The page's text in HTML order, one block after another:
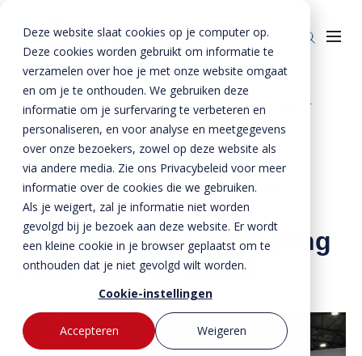
Deze website slaat cookies op je computer op.
Deze cookies worden gebruikt om informatie te
verzamelen over hoe je met onze website omgaat
en om je te onthouden. We gebruiken deze
informatie om je surfervaring te verbeteren en
personaliseren, en voor analyse en meetgegevens
over onze bezoekers, zowel op deze website als
via andere media. Zie ons Privacybeleid voor meer
informatie over de cookies die we gebruiken.
Als je weigert, zal je informatie niet worden
gevolgd bij je bezoek aan deze website. Er wordt
een kleine cookie in je browser geplaatst om te
onthouden dat je niet gevolgd wilt worden.
Cookie-instellingen
Accepteren
Weigeren
Bestekservice
Producten
Enkelkerende keerwanden
Dubbelkerende keerwanden
Zwaarbelastbare keerwanden
Zwaluwwanden
Bloktraptreden
Oplossingen
Infra & Openbare ruimte
Sport & Recreatie
Op- en overslag
Waterkeringen
BTE Groep
Onze verhalen
Over ons
Duurzaamheid
MVO
Home
Nieuws
Om trots op te zijn: gouden CSC-certificering voor
Kemper Beton
27 januari 2025- Bijgewerkt op7 april 2026
Om trots op te zijn:
gouden CSC-certificering
voor Kemper Beton